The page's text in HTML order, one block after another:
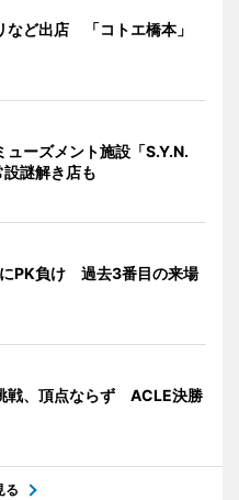
など出店 「コトエ橋本」
ューズメント施設「S.Y.N.
謎解き店も
PK負け 過去3番目の来場
戦、頂点ならず ACLE決勝
る